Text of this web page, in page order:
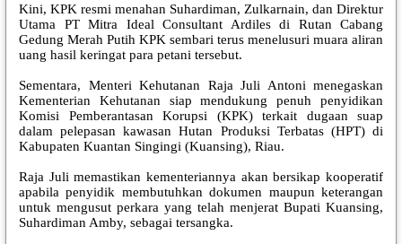
Kini, KPK resmi menahan Suhardiman, Zulkarnain, dan Direktur
Utama PT Mitra Ideal Consultant Ardiles di Rutan Cabang
Gedung Merah Putih KPK sembari terus menelusuri muara aliran
uang hasil keringat para petani tersebut.
Sementara, Menteri Kehutanan Raja Juli Antoni menegaskan
Kementerian Kehutanan siap mendukung penuh penyidikan
Komisi Pemberantasan Korupsi (KPK) terkait dugaan suap
dalam pelepasan kawasan Hutan Produksi Terbatas (HPT) di
Kabupaten Kuantan Singingi (Kuansing), Riau.
Raja Juli memastikan kementeriannya akan bersikap kooperatif
apabila penyidik membutuhkan dokumen maupun keterangan
untuk mengusut perkara yang telah menjerat Bupati Kuansing,
Suhardiman Amby, sebagai tersangka.